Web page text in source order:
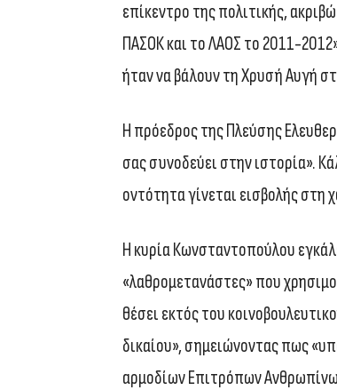
επίκεντρο της πολιτικής,
ΠΑΣΟΚ και το ΛΑΟΣ το 2011-
ήταν να βάλουν τη Χρυσή Αυγή
Η πρόεδρος της Πλεύσης
σας συνοδεύει στην ιστορία».
οντότητα γίνεται εισβολής
Η κυρία Κωνσταντοπούλου
«λαθρομετανάστες» που
θέσει εκτός του
δικαίου», σημειώνοντας πως
αρμοδίων Επιτρόπων